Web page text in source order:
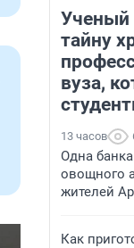
Ученый
тайну
вуза,
13 часов
Одна
овощного
жителей
Как